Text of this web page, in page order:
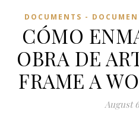
DOCUMENTS -
CÓMO
OBRA DE
FRAME A
August